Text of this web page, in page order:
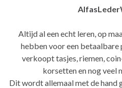
Altijd al een echt leren, op
hebben voor een
verkoopt tasjes, riemen,
korsetten en nog veel
Dit wordt allemaal met de hand